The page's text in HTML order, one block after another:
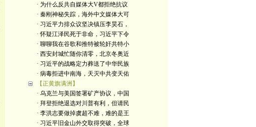
· 为什么反共自媒体大V都拒绝抗议
· 秦刚神秘失踪，海外中文媒体大可
· 习近平力排众议坚决镇压李昊石，
· 怀疑江泽民死于非命，习近平下令
· 聊聊我在谷歌和推特被轮奸共特小
· 西安封城忙随你清零，北京冬奥近
· 习近平的战略定力葬送了中华民族
· 病毒拒进中南海，天灭中共变天佑
【正黄旗满洲】
· 乌克兰与美国签署矿产协议，中国
· 拜登拒绝退选对川普有利，但请民
· 李洪志要做掉虞超不难，难的是王
· 习近平旧金山外交取得突破，全球